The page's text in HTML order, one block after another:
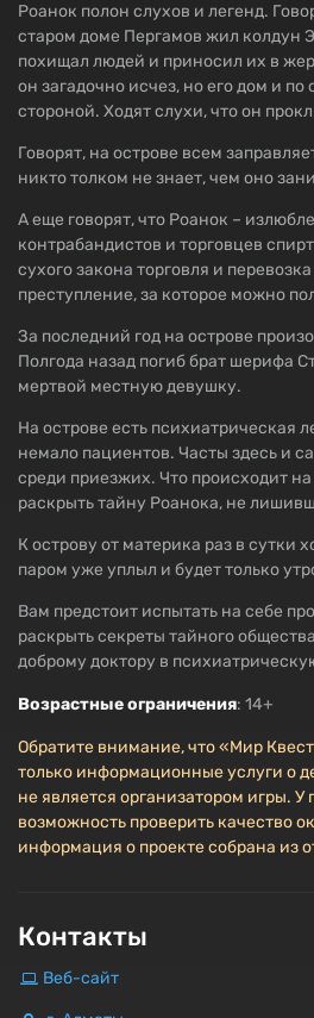
Роанок полон слухов и легенд.
старом доме Пергамов жил колдун
похищал людей и приносил их в
он загадочно исчез, но его дом и по
стороной. Ходят слухи, что он
Говорят, на острове всем
никто толком не знает, чем оно
А еще говорят, что Роанок –
контрабандистов и торговцев
сухого закона торговля и
преступление, за которое можно
За последний год на острове
Полгода назад погиб брат шерифа
мертвой местную девушку.
На острове есть психиатрическая
немало пациентов. Часты здесь и
среди приезжих. Что происходит
раскрыть тайну Роанока, не
К острову от материка раз в сутки
паром уже уплыл и будет только
Вам предстоит испытать на себе
раскрыть секреты тайного
доброму доктору в
Возрастные ограничения: 14+
Обратите внимание, что «Мир
только информационные услуги о
не является организатором игры. У
возможность проверить качество
информация о проекте собрана из
Контакты
Веб-сайт